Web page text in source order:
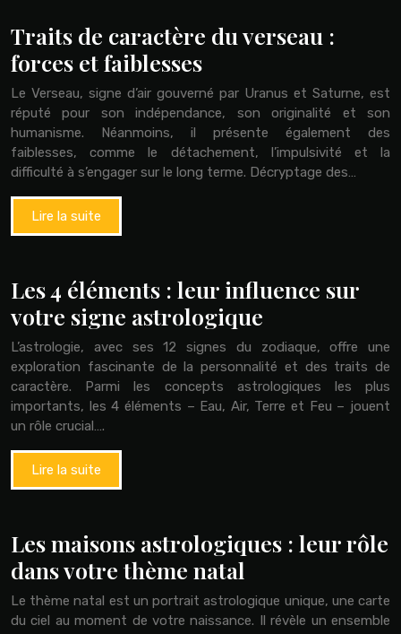
Traits de caractère du verseau :
forces et faiblesses
Le Verseau, signe d’air gouverné par Uranus et Saturne, est
réputé pour son indépendance, son originalité et son
humanisme. Néanmoins, il présente également des
faiblesses, comme le détachement, l’impulsivité et la
difficulté à s’engager sur le long terme. Décryptage des…
Lire la suite
Les 4 éléments : leur influence sur
votre signe astrologique
L’astrologie, avec ses 12 signes du zodiaque, offre une
exploration fascinante de la personnalité et des traits de
caractère. Parmi les concepts astrologiques les plus
importants, les 4 éléments – Eau, Air, Terre et Feu – jouent
un rôle crucial….
Lire la suite
Les maisons astrologiques : leur rôle
dans votre thème natal
Le thème natal est un portrait astrologique unique, une carte
du ciel au moment de votre naissance. Il révèle un ensemble